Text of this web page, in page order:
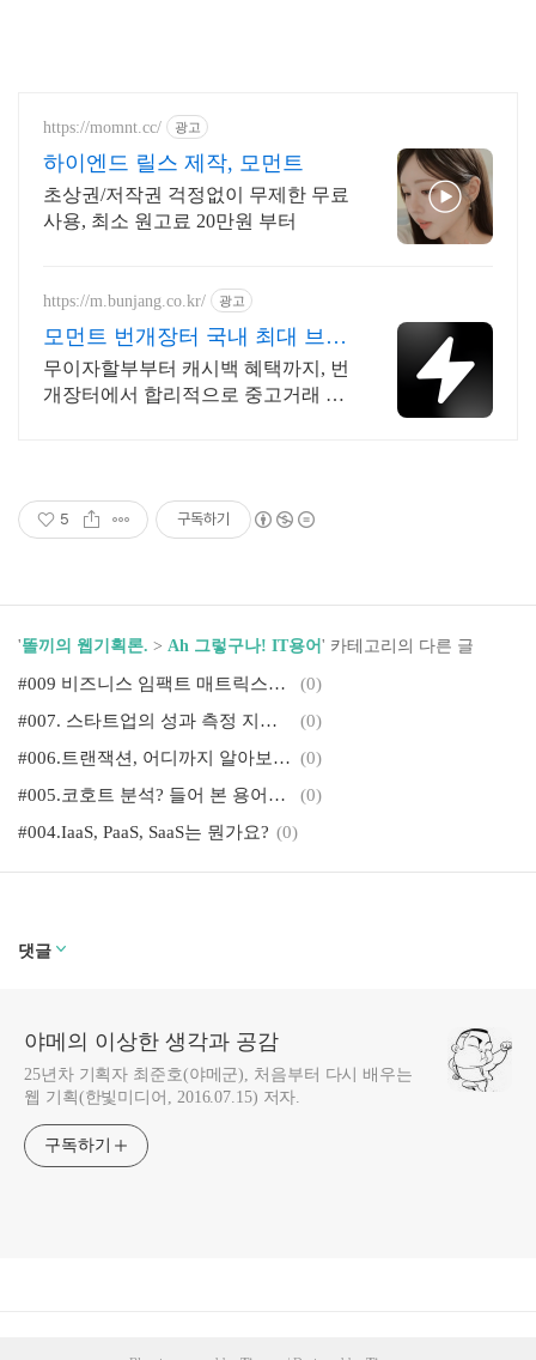
https://momnt.cc/ 광고
하이엔드 릴스 제작, 모먼트
초상권/저작권 걱정없이 무제한 무료
사용, 최소 원고료 20만원 부터
https://m.bunjang.co.kr/ 광고
모먼트 번개장터 국내 최대 브랜
드 중고거래
무이자할부부터 캐시백 혜택까지, 번
개장터에서 합리적으로 중고거래 하
5 구독하기
'똘끼의 웹기획론. > Ah 그렇구나! IT용어 ' 카테고리의 다른 글
#009 비즈니스 임팩트 매트릭스가 뭔가요?
(0)
#007. 스타트업의 성과 측정 지표, AARRR를 알아볼까요?
(0)
#006.트랜잭션, 어디까지 알아보셨어요? (0)
#005.코호트 분석? 들어 본 용어인데, 잘 모르겠어요.
(0)
#004.IaaS, PaaS, SaaS는 뭔가요? (0)
댓글
야메의 이상한 생각과 공감
25년차 기획자 최준호(야메군), 처음부터 다시 배우는
웹 기획(한빛미디어, 2016.07.15) 저자.
구독하기